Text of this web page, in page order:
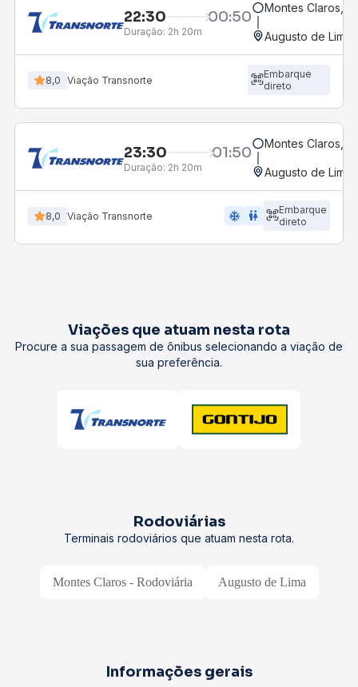
22:30 00:50
Duração: 2h 20m
Montes Claros,
Augusto de Lima,
8,0 Viação Transnorte
Embarque
direto
23:30 01:50
Duração: 2h 20m
Montes Claros,
Augusto de Lima,
8,0 Viação Transnorte ac_unit wc
Embarque
direto
Viações que atuam nesta rota
Procure a sua passagem de ônibus selecionando a viação de
sua preferência.
Rodoviárias
Terminais rodoviários que atuam nesta rota.
Montes Claros - Rodoviária Augusto de Lima
Informações gerais